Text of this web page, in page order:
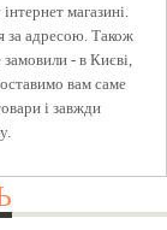
магазині.
за адресою. Також
- в Києві,
вам саме
і завжди